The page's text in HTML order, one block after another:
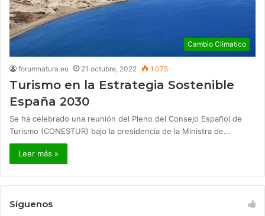
Cambio Climatico
forumnatura.eu 21 octubre, 2022 1.075
Turismo en la Estrategia Sostenible
España 2030
Se ha celebrado una reunión del Pleno del Consejo Español de
Turismo (CONESTUR) bajo la presidencia de la Ministra de…
Leer más »
Síguenos